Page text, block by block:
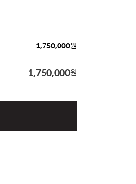
1,750,000원
1,750,000원